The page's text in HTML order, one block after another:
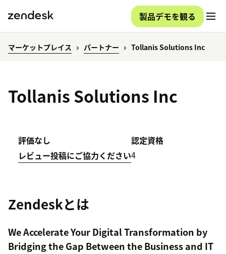
製品デモを観る
マーケットプレイス パートナー Tollanis Solutions Inc
Tollanis Solutions Inc
評価なし
レビュー投稿にご協力ください
認定資格
4
Zendeskとは
We Accelerate Your Digital Transformation by
Bridging the Gap Between the Business and IT